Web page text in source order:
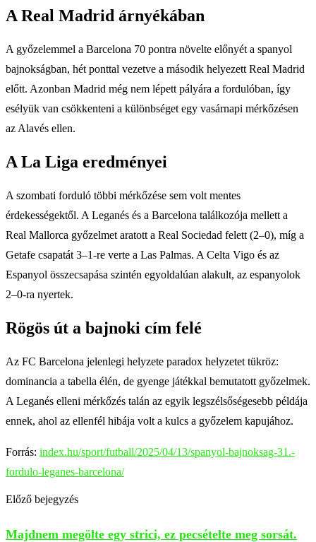
A Real Madrid árnyékában
A győzelemmel a Barcelona 70 pontra növelte előnyét a spanyol
bajnokságban, hét ponttal vezetve a második helyezett Real Madrid
előtt. Azonban Madrid még nem lépett pályára a fordulóban, így
esélyük van csökkenteni a különbséget egy vasárnapi mérkőzésen
az Alavés ellen.
A La Liga eredményei
A szombati forduló többi mérkőzése sem volt mentes
érdekességektől. A Leganés és a Barcelona találkozója mellett a
Real Mallorca győzelmet aratott a Real Sociedad felett (2–0), míg a
Getafe csapatát 3–1-re verte a Las Palmas. A Celta Vigo és az
Espanyol összecsapása szintén egyoldalúan alakult, az espanyolok
2–0-ra nyertek.
Rögös út a bajnoki cím felé
Az FC Barcelona jelenlegi helyzete paradox helyzetet tükröz:
dominancia a tabella élén, de gyenge játékkal bemutatott győzelmek.
A Leganés elleni mérkőzés talán az egyik legszélsőségesebb példája
ennek, ahol az ellenfél hibája volt a kulcs a győzelem kapujához.
Forrás: index.hu/sport/futball/2025/04/13/spanyol-bajnoksag-31.-
fordulo-leganes-barcelona/
Előző bejegyzés
Majdnem megölte egy strici, ez pecsételte meg sorsát.